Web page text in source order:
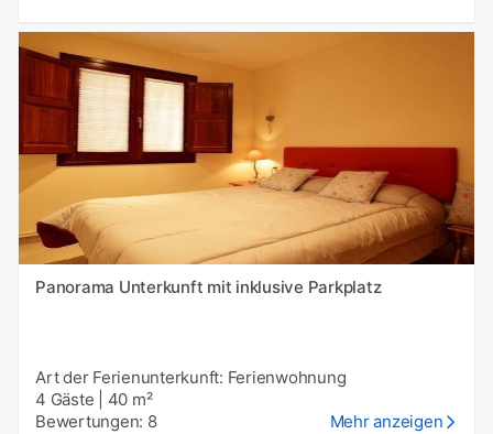
Panorama Unterkunft mit inklusive Parkplatz
Art der Ferienunterkunft: Ferienwohnung
4 Gäste
40 m²
Bewertungen: 8
Mehr anzeigen